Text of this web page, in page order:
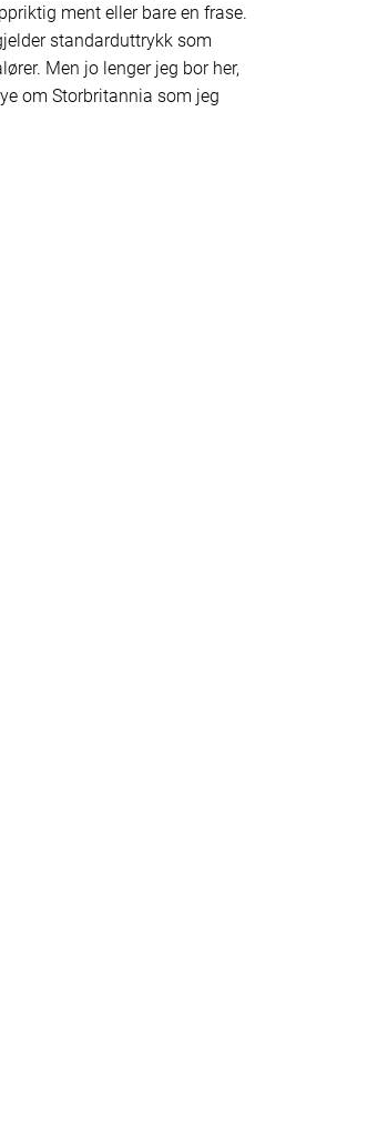
ment eller bare en frase.
standarduttrykk som
Men jo lenger jeg bor her,
om Storbritannia som jeg